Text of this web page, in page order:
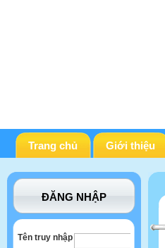
Trang chủ Giới thiệu
ĐĂNG NHẬP
Tên truy nhập